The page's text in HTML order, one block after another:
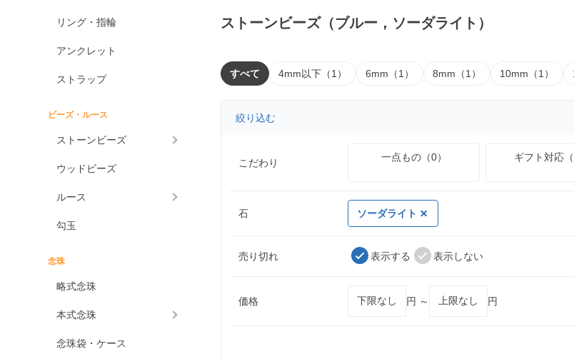
リング・指輪
アンクレット
ストラップ
ビーズ・ルース
ストーンビーズ
ウッドビーズ
ルース
勾玉
念珠
略式念珠
本式念珠
念珠袋・ケース
ストーンビーズ（ブルー，ソーダライト）
すべて 4mm以下（1） 6mm（1） 8mm（1） 10mm（1）
絞り込む
こだわり 一点もの（0） ギフト対応（
石 ソーダライト
売り切れ 表示する 表示しない
価格 円 ～ 円